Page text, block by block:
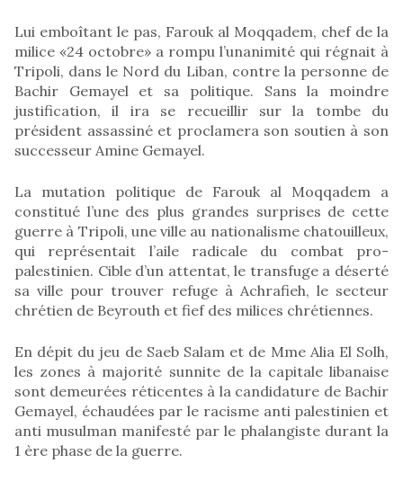
Lui emboîtant le pas, Farouk al Moqqadem, chef de la
milice «24 octobre» a rompu l’unanimité qui régnait à
Tripoli, dans le Nord du Liban, contre la personne de
Bachir Gemayel et sa politique. Sans la moindre
justification, il ira se recueillir sur la tombe du
président assassiné et proclamera son soutien à son
successeur Amine Gemayel.
La mutation politique de Farouk al Moqqadem a
constitué l’une des plus grandes surprises de cette
guerre à Tripoli, une ville au nationalisme chatouilleux,
qui représentait l’aile radicale du combat pro-
palestinien. Cible d’un attentat, le transfuge a déserté
sa ville pour trouver refuge à Achrafieh, le secteur
chrétien de Beyrouth et fief des milices chrétiennes.
En dépit du jeu de Saeb Salam et de Mme Alia El Solh,
les zones à majorité sunnite de la capitale libanaise
sont demeurées réticentes à la candidature de Bachir
Gemayel, échaudées par le racisme anti palestinien et
anti musulman manifesté par le phalangiste durant la
1 ère phase de la guerre.